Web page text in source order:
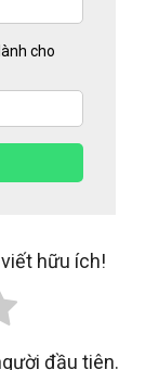
cho
hữu ích!
đầu tiên.